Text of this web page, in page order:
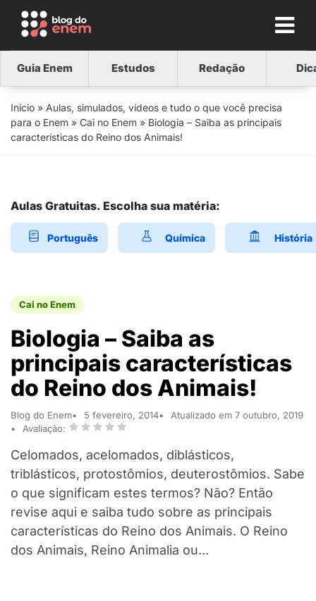
Guia Enem Estudos Redação
Início » Aulas, simulados, vídeos e tudo o que você precisa
para o Enem » Cai no Enem » Biologia – Saiba as principais
características do Reino dos Animais!
Aulas Gratuitas. Escolha sua matéria:
Português Química História
Cai no Enem
Biologia – Saiba as
principais características
do Reino dos Animais!
Blog do Enem 5 fevereiro, 2014
Atualizado em 7 outubro, 2019
Avaliação:
Celomados, acelomados, diblásticos,
triblásticos, protostômios, deuterostômios. Sabe
o que significam estes termos? Não? Então
revise aqui e saiba tudo sobre as principais
características do Reino dos Animais. O Reino
dos Animais, Reino Animalia ou...